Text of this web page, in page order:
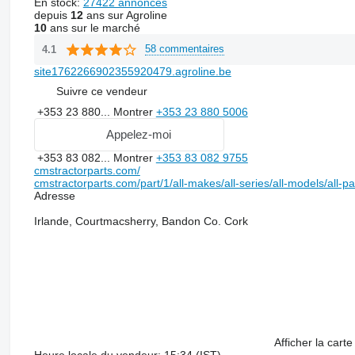
depuis 12ans sur Agroline
10ans sur le marché
4.1 58 commentaires
site1762266902355920479.agroline.be
Suivre ce vendeur
+353 23 880... Montrer +353 23 880 5006
Appelez-moi
+353 83 082... Montrer +353 83 082 9755
cmstractorparts.com/
cmstractorparts.com/part/1/all-makes/all-series/all-models/all-
Adresse
Irlande, Courtmacsherry, Bandon Co. Cork
Afficher la carte